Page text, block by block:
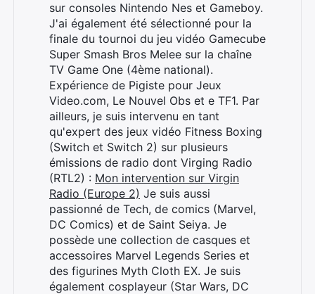
sur consoles Nintendo Nes et Gameboy.
J'ai également été sélectionné pour la
finale du tournoi du jeu vidéo Gamecube
Super Smash Bros Melee sur la chaîne
TV Game One (4ème national).
Expérience de Pigiste pour Jeux
Video.com, Le Nouvel Obs et e TF1. Par
ailleurs, je suis intervenu en tant
qu'expert des jeux vidéo Fitness Boxing
(Switch et Switch 2) sur plusieurs
émissions de radio dont Virging Radio
(RTL2) : Mon intervention sur Virgin
Radio (Europe 2) Je suis aussi
passionné de Tech, de comics (Marvel,
DC Comics) et de Saint Seiya. Je
possède une collection de casques et
accessoires Marvel Legends Series et
des figurines Myth Cloth EX. Je suis
également cosplayeur (Star Wars, DC